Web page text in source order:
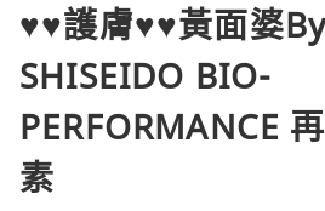
♥♥護膚♥♥黃面婆
SHISEIDO BIO-
PERFORMANCE
素